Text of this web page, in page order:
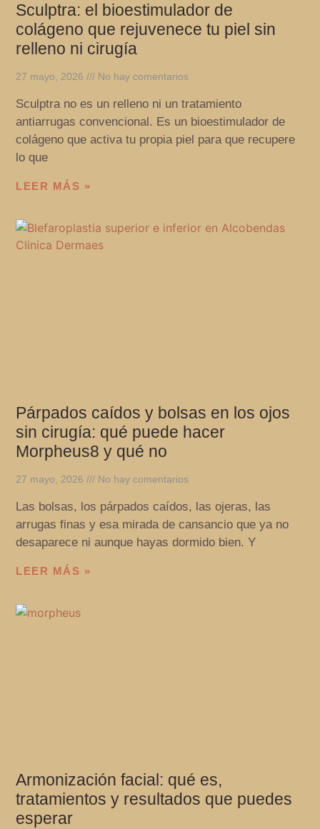
Sculptra: el bioestimulador de
colágeno que rejuvenece tu piel sin
relleno ni cirugía
27 mayo, 2026 No hay comentarios
Sculptra no es un relleno ni un tratamiento
antiarrugas convencional. Es un bioestimulador de
colágeno que activa tu propia piel para que recupere
lo que
LEER MÁS »
Párpados caídos y bolsas en los ojos
sin cirugía: qué puede hacer
Morpheus8 y qué no
27 mayo, 2026 No hay comentarios
Las bolsas, los párpados caídos, las ojeras, las
arrugas finas y esa mirada de cansancio que ya no
desaparece ni aunque hayas dormido bien. Y
LEER MÁS »
Armonización facial: qué es,
tratamientos y resultados que puedes
esperar